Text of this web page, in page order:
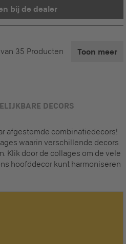
bij de dealer
van 35 Producten Toon meer
DECORS
afgestemde combinatiedecors!
waarin verschillende decors
Klik door de collages om de vele
hoofddecor kunt harmoniseren